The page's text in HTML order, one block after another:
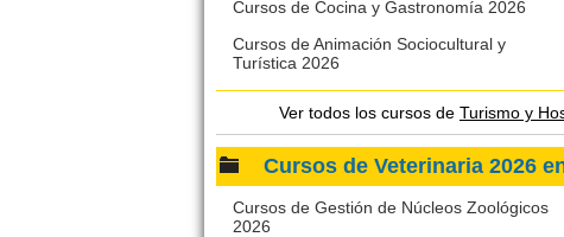
Cursos de Cocina y Gastronomía 2026
Cursos de Animación Sociocultural y
Turística 2026
Ver todos los cursos de Turismo y
Cursos de Veterinaria 2026
Cursos de Gestión de Núcleos Zoológicos
2026